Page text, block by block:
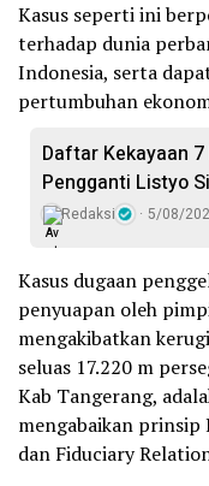
Kasus seperti ini
terhadap dunia
Indonesia, serta
pertumbuhan
Daftar Kekayaan
Pengganti Listyo
Redaksi 5/08/
Kasus dugaan
penyuapan oleh
mengakibatkan
seluas 17.220 m
Kab Tangerang,
mengabaikan
dan Fiduciary